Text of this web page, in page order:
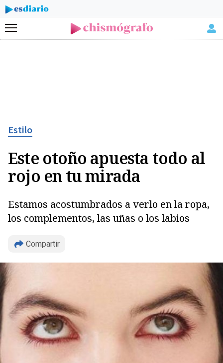
Menú
Estilo
Este otoño apuesta todo al
rojo en tu mirada
Estamos acostumbrados a verlo en la ropa,
los complementos, las uñas o los labios
Compartir